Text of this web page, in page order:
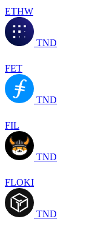
ETHW
TND
FET
TND
FIL
TND
FLOKI
TND